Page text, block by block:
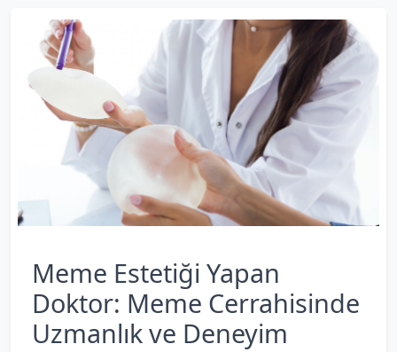
Meme Estetiği Yapan
Doktor: Meme Cerrahisinde
Uzmanlık ve Deneyim